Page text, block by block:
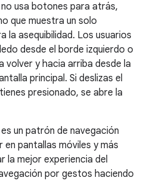
usa botones para atrás,
que muestra un solo
asequibilidad. Los usuarios
desde el borde izquierdo o
volver y hacia arriba desde la
principal. Si deslizas el
presionado, se abre la
un patrón de navegación
en pantallas móviles y más
la mejor experiencia del
por gestos haciendo